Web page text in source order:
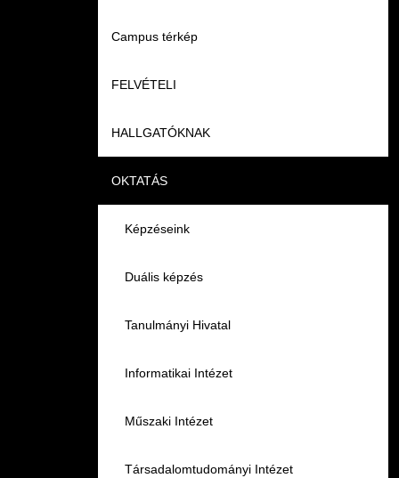
Videók
Álláshirdetések
Campus térkép
FELVÉTELI
Pontozási rendszer szabályai
Felvetteknek
Képzéseink
Duális képzés
Átjelentkezés
Gyakori Kérdések
Pályaorientációs tanácsadás
MTMI Szakok
HALLGATÓKNAK
Képzéseink
Duális képzés
Könyvtár
K+F+I
Tanulmányi Tájékoztató
HASIT
Nyelvvizsga
OKTATÁS
Képzéseink
Duális képzés
Tanulmányi Hivatal
Informatikai Intézet
Műszaki Intézet
Társadalomtudományi Intézet